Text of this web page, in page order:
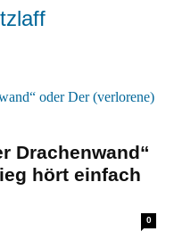
Drachenwand“
hört einfach
0